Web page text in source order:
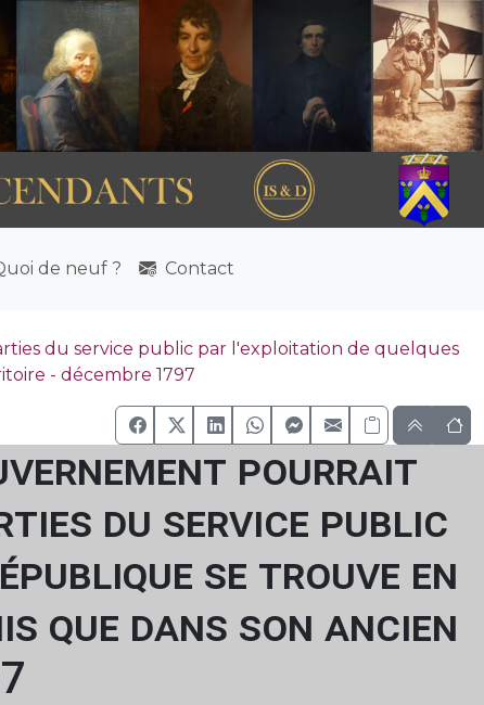
de neuf ? Contact
du service public par l'exploitation de quelques
- décembre 1797
pourrait
du service public
se trouve en
que dans son ancien